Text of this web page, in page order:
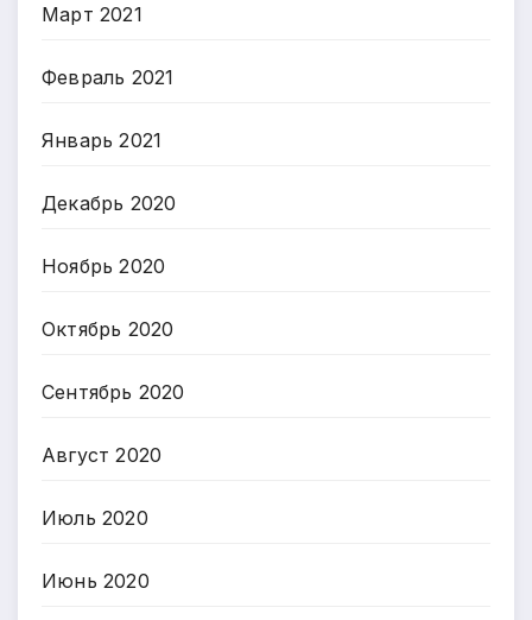
Март 2021
Февраль 2021
Январь 2021
Декабрь 2020
Ноябрь 2020
Октябрь 2020
Сентябрь 2020
Август 2020
Июль 2020
Июнь 2020